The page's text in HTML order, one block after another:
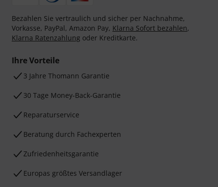
Bezahlen Sie vertraulich und sicher per Nachnahme,
Vorkasse, PayPal, Amazon Pay, Klarna Sofort bezahlen,
Klarna Ratenzahlung oder Kreditkarte.
Ihre Vorteile
3 Jahre Thomann Garantie
30 Tage Money-Back-Garantie
Reparaturservice
Beratung durch Fachexperten
Zufriedenheitsgarantie
Europas größtes Versandlager